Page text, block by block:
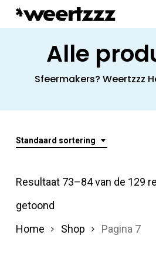
Skip
to
Alle
Sfeermakers? Weertzzz
Standaard sortering
Resultaat 73–84 van de 129
getoond
Home
Shop Pagina 7